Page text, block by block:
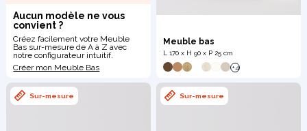
Inspirez-vous du catalogue
Meuble d'angle
Aucun modèle ne vous
convient ?
Créez facilement votre Meuble
Bas sur-mesure de A à Z avec
notre configurateur intuitif.
Créer mon Meuble Bas
Meuble bas
L 170 x H 90 x P 25 cm
+4
Sur-mesure Sur-mesure